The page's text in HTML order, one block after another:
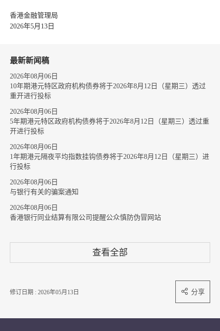
香港金融管理局
2026年5月13日
最新新闻稿
2026年08月06日
10年期港元特区政府机构债券将于2026年8月12日（星期三）透过
重开进行投标
2026年08月06日
5年期港元特区政府机构债券将于2026年8月12日（星期三）透过重
开进行投标
2026年08月06日
1年期港元隔夜平均指数挂钩债券将于2026年8月12日（星期三）进
行投标
2026年08月06日
与银行有关的骗案通知
2026年08月06日
香港银行同业结算有限公司提醒公众慎防伪冒网站
查看全部
修订日期 : 2026年05月13日 分享